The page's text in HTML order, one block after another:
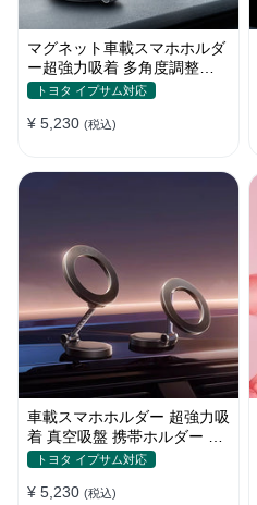
マグネット車載スマホホルダ
ー超強力吸着 多角度調整
360°回転な台座 車用ホルダ
定 落ちない 全機種対応
トヨタ イプサム対応
¥ 5,230 (税込)
車載スマホホルダー 超強力吸
着 真空吸盤 携帯ホルダー 多
角度調整 360°回転な台座 車
手操作 カー用品 全機種対応
トヨタ イプサム対応
¥ 5,230 (税込)